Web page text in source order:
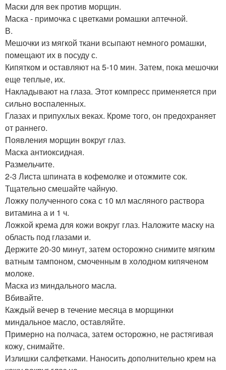
Маски для век против морщин.
Маска - примочка с цветками ромашки аптечной.
В.
Мешочки из мягкой ткани всыпают немного ромашки,
помещают их в посуду с.
Кипятком и оставляют на 5-10 мин. Затем, пока мешочки
еще теплые, их.
Накладывают на глаза. Этот компресс применяется при
сильно воспаленных.
Глазах и припухлых веках. Кроме того, он предохраняет
от раннего.
Появления морщин вокруг глаз.
Маска антиоксидная.
Размельчите.
2-3 Листа шпината в кофемолке и отожмите сок.
Тщательно смешайте чайную.
Ложку полученного сока с 10 мл масляного раствора
витамина а и 1 ч.
Ложкой крема для кожи вокруг глаз. Наложите маску на
область под глазами и.
Держите 20-30 минут, затем осторожно снимите мягким
ватным тампоном, смоченным в холодном кипяченом
молоке.
Маска из миндального масла.
Вбивайте.
Каждый вечер в течение месяца в морщинки
миндальное масло, оставляйте.
Примерно на полчаса, затем осторожно, не растягивая
кожу, снимайте.
Излишки салфетками. Наносить дополнительно крем на